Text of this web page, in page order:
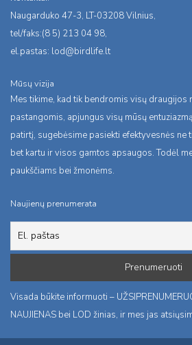
Naugarduko 47-3, LT-03208 Vilnius,
tel/faks:(8 5) 213 04 98,
el.pastas: lod@birdlife.lt
Mūsų vizija
Mes tikime, kad tik bendromis visų draugijos
pastangomis, apjungus visų mūsų
patirtį, sugebėsime pasiekti efektyvesnės ne
bet kartu ir visos gamtos apsaugos. Todėl
paukščiams bei žmonėms.
Naujienų prenumerata
Visada būkite informuoti –
NAUJIENAS bei LOD žinias, ir mes jas